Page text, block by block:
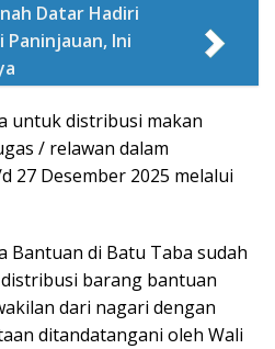
Datar Hadiri
Paninjauan, Ini
untuk distribusi makan
/ relawan dalam
27 Desember 2025 melalui
Bantuan di Batu Taba sudah
barang bantuan
dari nagari dengan
ditandatangani oleh Wali